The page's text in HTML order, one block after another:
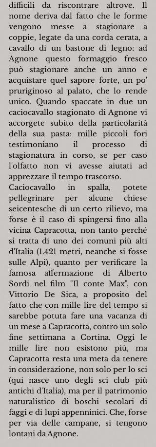
difficili da riscontrare altrove. Il
nome deriva dal fatto che le forme
vengono messe a stagionare a
coppie, legate da una corda cerata, a
cavallo di un bastone di legno: ad
Agnone questo formaggio fresco
può stagionare anche un anno e
acquistare quel sapore forte, un po'
pruriginoso al palato, che lo rende
unico. Quando spaccate in due un
caciocavallo stagionato di Agnone vi
accorgete subito della particolarità
della sua pasta: mille piccoli fori
testimoniano il processo di
stagionatura in corso, se per caso
l'olfatto non vi avesse aiutati ad
apprezzare il tempo trascorso.
Caciocavallo in spalla, potete
pellegrinare per alcune chiese
seicentesche di un certo rilievo, ma
forse è il caso di spingersi fino alla
vicina Capracotta, non tanto perché
si tratta di uno dei comuni più alti
d'Italia (1.421 metri, neanche si fosse
sulle Alpi), quanto per verificare la
famosa affermazione di Alberto
Sordi nel film "Il conte Max", con
Vittorio De Sica, a proposito del
fatto che con mille lire del tempo si
sarebbe potuta fare una vacanza di
un mese a Capracotta, contro un solo
fine settimana a Cortina. Oggi le
mille lire non esistono più, ma
Capracotta resta una meta da tenere
in considerazione, non solo per lo sci
(qui nasce uno degli sci club più
antichi d'Italia), ma per il patrimonio
naturalistico di boschi secolari di
faggi e di lupi appenninici. Che, forse
per via delle campane, si tengono
lontani da Agnone.